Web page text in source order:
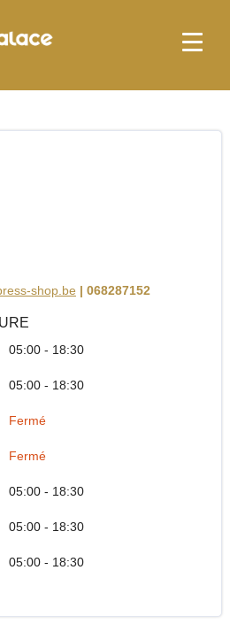
shop.be | 068287152
05:00 - 18:30
05:00 - 18:30
Fermé
Fermé
05:00 - 18:30
05:00 - 18:30
05:00 - 18:30